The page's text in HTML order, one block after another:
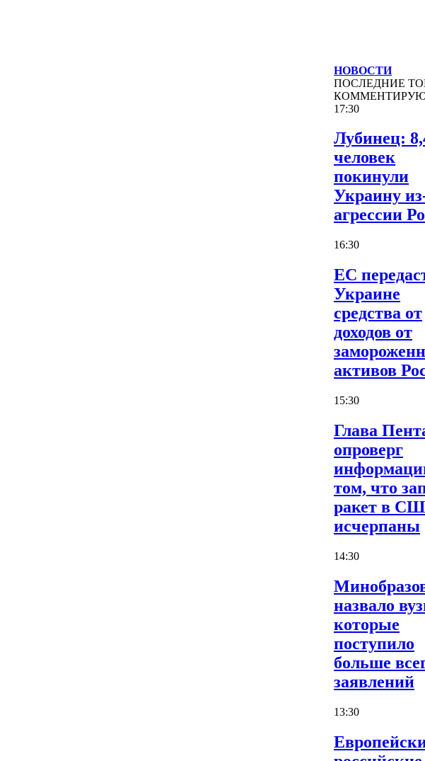
НОВОСТИ
ПОСЛЕДНИЕ
17:30
Лубинец:
человек
покинули
Украину
агрессии
16:30
ЕС
Украине
средства от
доходов от
активов
15:30
Глава
опроверг
том, что
ракет в
исчерпаны
14:30
назвало
которые
поступило
больше
заявлений
13:30